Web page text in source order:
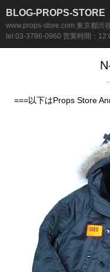
BLOG-PROPS-STORE
www.props-store.com 東京都渋
tel:03-3796-0960 営業時間：
===以下はProps Store